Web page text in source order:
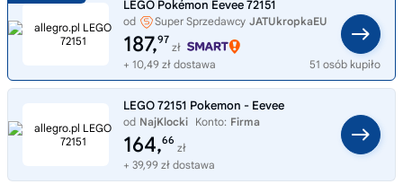
LEGO Pokémon Eevee 72151
od Super Sprzedawcy JATUkropkaEU
187,97
zł
+ 10,49 zł dostawa
51 osób kupiło
LEGO 72151 Pokemon - Eevee
od NajKlocki Konto: Firma
164,66
zł
+ 39,99 zł dostawa